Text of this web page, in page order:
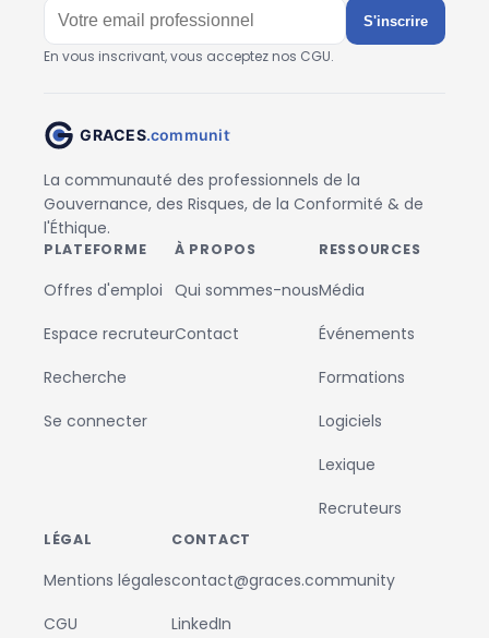
S'inscrire
En vous inscrivant, vous acceptez nos CGU.
La communauté des professionnels de la
Gouvernance, des Risques, de la Conformité & de
l'Éthique.
PLATEFORME
Offres d'emploi
Espace recruteur
Recherche
Se connecter
À PROPOS
Qui sommes-nous
Contact
RESSOURCES
Média
Événements
Formations
Logiciels
Lexique
Recruteurs
LÉGAL
Mentions légales
CGU
CONTACT
contact@graces.community
LinkedIn